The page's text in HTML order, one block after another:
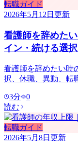
転職ガイド
2026年5月12日 更新
看護師を辞めた
イン・続ける選択
看護師を辞めたい時
択、休職、異動、転
3分
0
読む
転職ガイド
2026年5月8日 更新